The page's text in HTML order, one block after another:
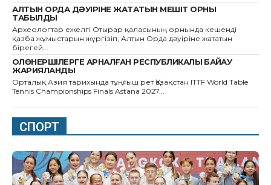
АЛТЫН ОРДА ДӘУІРІНЕ ЖАТАТЫН МЕШІТ ОРНЫ
ТАБЫЛДЫ
Археологтар ежелгі Отырар қаласының орнында кешенді
қазба жұмыстарын жүргізіп, Алтын Орда дәуіріне жататын
бірегей...
ҚОЛӨНЕРШІЛЕРГЕ АРНАЛҒАН РЕСПУБЛИКАЛЫҚ БАЙҚАУ
ЖАРИЯЛАНДЫ
Орталық Азия тарихында тұңғыш рет Қазақстан ITTF World Table
Tennis Championships Finals Astana 2027...
СПОРТ